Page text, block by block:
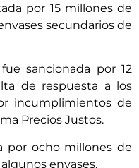
por 15 millones de
secundarios de
sancionada por 12
de respuesta a los
incumplimientos de
Precios Justos.
por ocho millones de
envases.